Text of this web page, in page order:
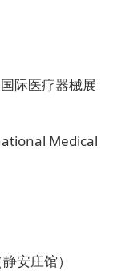
际医疗器械展
Medical
安庄馆）